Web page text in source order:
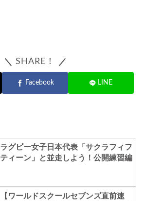
SHARE！
Facebook LINE
ラグビー女子日本代表「サクラフィフ
ティーン」と並走しよう！公開練習編
【ワールドスクールセブンズ直前速